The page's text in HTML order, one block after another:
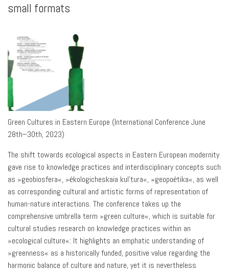
small formats
Green Cultures in Eastern Europe (International Conference June
28th–30th, 2023)
The shift towards ecological aspects in Eastern European modernity
gave rise to knowledge practices and interdisciplinary concepts such
as »geobiosfera«, »ėkologicheskaia kul’tura«, »geopoėtika«, as well
as corresponding cultural and artistic forms of representation of
human-nature interactions. The conference takes up the
comprehensive umbrella term »green culture«, which is suitable for
cultural studies research on knowledge practices within an
»ecological culture«: It highlights an emphatic understanding of
»greenness« as a historically funded, positive value regarding the
harmonic balance of culture and nature, yet it is nevertheless